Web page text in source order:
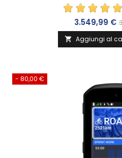
Prezzo
3.549,99 €
 Aggiungi al
- 80,00 €